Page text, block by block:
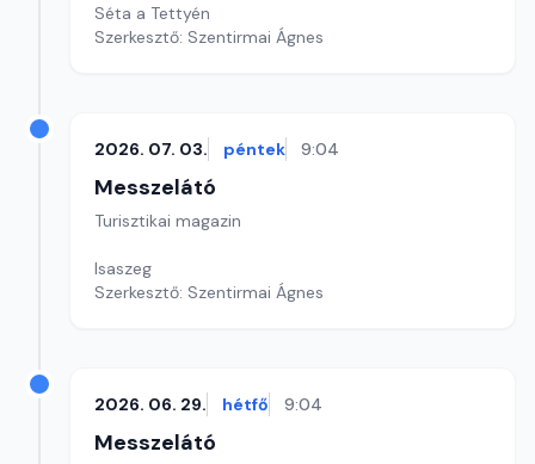
Séta a Tettyén
Szerkesztő: Szentirmai Ágnes
2026. 07. 03. péntek 9:04
Messzelátó
Turisztikai magazin
Isaszeg
Szerkesztő: Szentirmai Ágnes
2026. 06. 29. hétfő 9:04
Messzelátó